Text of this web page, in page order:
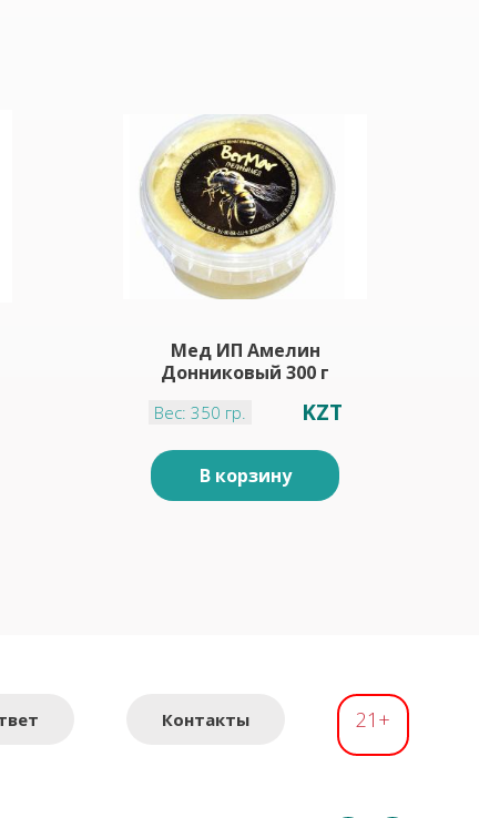
Мед ИП Амелин
Донниковый 300 г
Вес: 350 гр. KZT
В корзину
Контакты 21+